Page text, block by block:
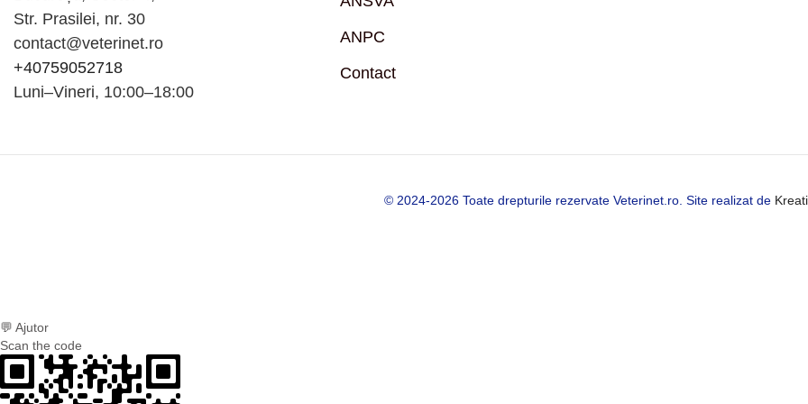
Str. Prasilei, nr. 30
contact@veterinet.ro
+40759052718
Luni–Vineri, 10:00–18:00
ANPC
Contact
© 2024-2026 Toate drepturile rezervate Veterinet.ro. Site realizat de
💬 Ajutor
Scan the code